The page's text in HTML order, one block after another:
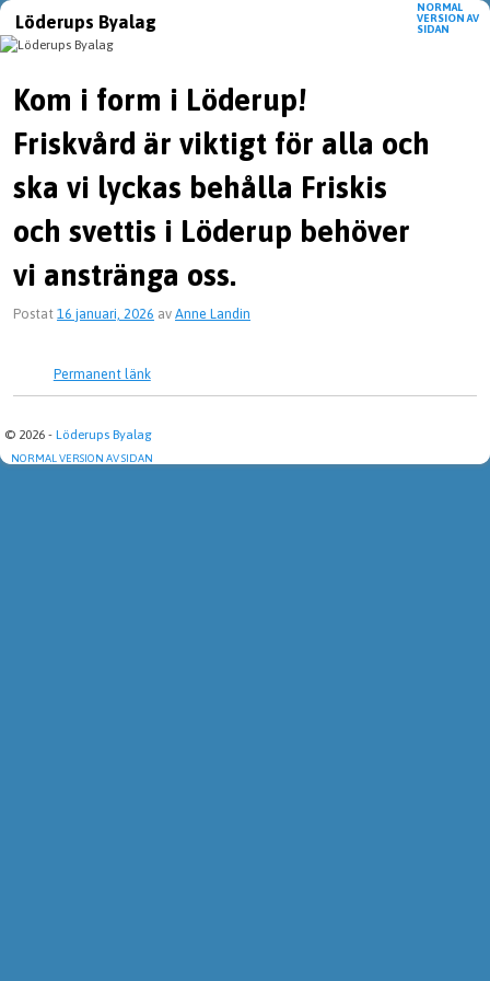
Löderups Byalag
NORMAL
VERSION AV
SIDAN
Kom i form i Löderup!
Friskvård är viktigt för alla och
ska vi lyckas behålla Friskis
och svettis i Löderup behöver
vi anstränga oss.
Postat 16 januari, 2026 av Anne Landin
Permanent länk
© 2026 - Löderups Byalag
NORMAL VERSION AV SIDAN